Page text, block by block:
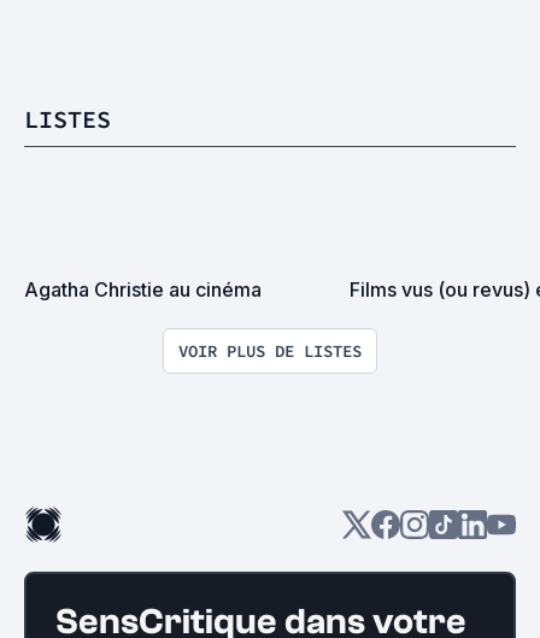
LISTES
Agatha Christie au cinéma Films vus (ou revus)
VOIR PLUS DE LISTES
SensCritique dans votre